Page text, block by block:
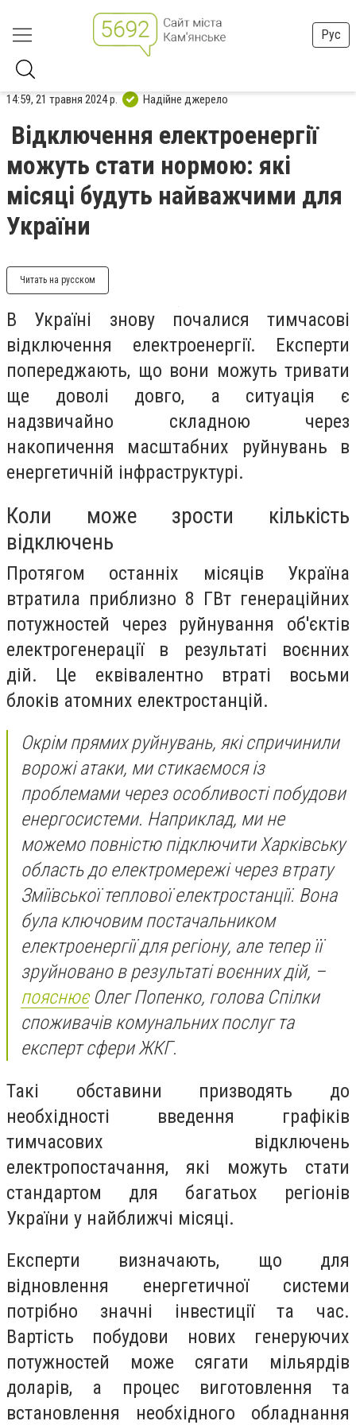
Рус
14:59, 21 травня 2024 р. Надійне джерело
Відключення електроенергії
можуть стати нормою: які
місяці будуть найважчими для
України
Читать на русском
В Україні знову почалися тимчасові
відключення електроенергії. Експерти
попереджають, що вони можуть тривати
ще доволі довго, а ситуація є
надзвичайно складною через
накопичення масштабних руйнувань в
енергетичній інфраструктурі.
Коли може зрости кількість
відключень
Протягом останніх місяців Україна
втратила приблизно 8 ГВт генераційних
потужностей через руйнування об'єктів
електрогенерації в результаті воєнних
дій. Це еквівалентно втраті восьми
блоків атомних електростанцій.
Окрім прямих руйнувань, які спричинили
ворожі атаки, ми стикаємося із
проблемами через особливості побудови
енергосистеми. Наприклад, ми не
можемо повністю підключити Харківську
область до електромережі через втрату
Зміївської теплової електростанції. Вона
була ключовим постачальником
електроенергії для регіону, але тепер її
зруйновано в результаті воєнних дій, –
пояснюєОлег Попенко, голова Спілки
споживачів комунальних послуг та
експерт сфери ЖКГ.
Такі обставини призводять до
необхідності введення графіків
тимчасових відключень
електропостачання, які можуть стати
стандартом для багатьох регіонів
України у найближчі місяці.
Експерти визначають, що для
відновлення енергетичної системи
потрібно значні інвестиції та час.
Вартість побудови нових генеруючих
потужностей може сягати мільярдів
доларів, а процес виготовлення та
встановлення необхідного обладнання